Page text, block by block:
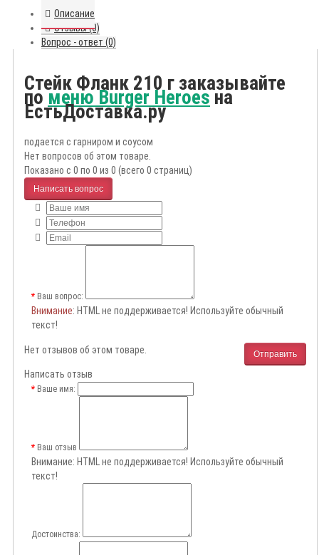
Описание
Отзывы (0)
Вопрос - ответ (0)
Стейк Фланк 210 г заказывайте
поменю Burger Heroesна
ЕстьДоставка.ру
подается с гарниром и соусом
Нет вопросов об этом товаре.
Показано с 0 по 0 из 0 (всего 0 страниц)
Написать вопрос
Ваш вопрос:
Внимание: HTML не поддерживается! Используйте обычный
текст!
Отправить
Нет отзывов об этом товаре.
Написать отзыв
Ваше имя:
Ваш отзыв
Внимание: HTML не поддерживается! Используйте обычный
текст!
Достоинства: